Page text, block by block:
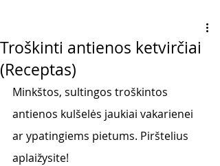
Troškinti antienos ketvirčiai
(Receptas)
Minkštos, sultingos troškintos
antienos kulšelės jaukiai vakarienei
ar ypatingiems pietums. Pirštelius
aplaižysite!